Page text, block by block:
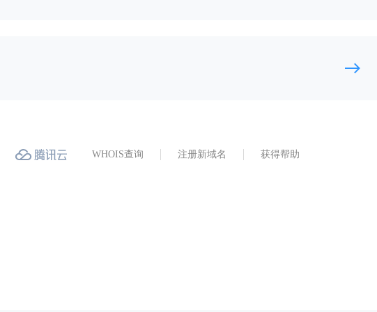
WHOIS查询 注册新域名 获得帮助